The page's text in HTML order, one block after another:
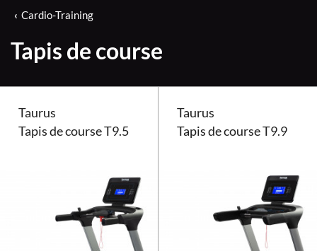
Cardio-Training
Tapis de course
Taurus
Tapis de course T9.5
Taurus
Tapis de course T9.9